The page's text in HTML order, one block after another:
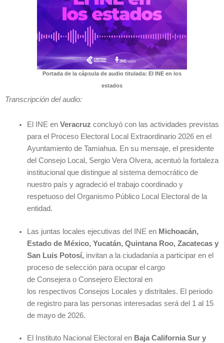
Portada de la cápsula de audio titulada: El INE en los
estados
Transcripción del audio:
El INE en Veracruz concluyó con las actividades previstas
para el Proceso Electoral Local Extraordinario 2026 en el
Ayuntamiento de Tamiahua. En su mensaje, el presidente
del Consejo Local, Sergio Vera Olvera, acentuó la fortaleza
institucional que distingue al sistema democrático de
nuestro país y agradeció el trabajo coordinado y
respetuoso del Organismo Público Local Electoral de la
entidad.
Las juntas locales ejecutivas del INE en Michoacán,
Estado de México, Yucatán, Quintana Roo, Zacatecas y
San Luis Potosí, invitan a la ciudadanía a participar en el
proceso de selección para ocupar el cargo
de Consejera o Consejero Electoral en
los respectivos Consejos Locales y distritales. El periodo
de registro para las personas interesadas será del 1 al 15
de mayo de 2026.
El Instituto Nacional Electoral en Baja California Sur y